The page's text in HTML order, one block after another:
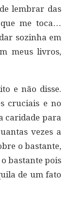
lembrar das
me toca…
sozinha em
meus livros,
e não disse.
cruciais e no
caridade para
vezes a
o bastante,
o bastante pois
de um fato